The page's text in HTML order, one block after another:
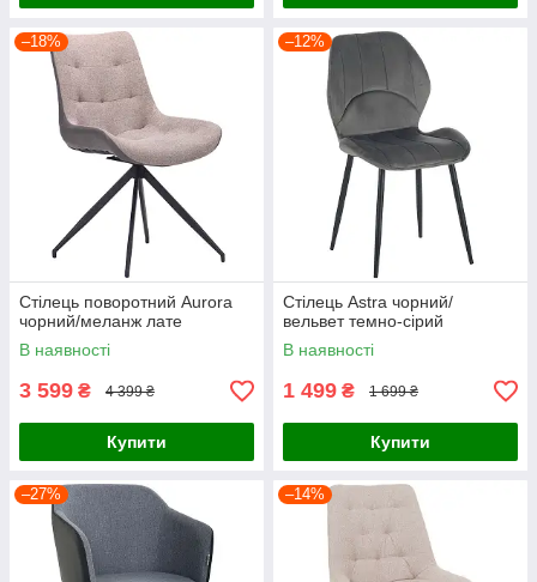
–18%
Стілець поворотний Aurora
чорний/меланж лате
В наявності
3 599 ₴ 4 399 ₴
Купити
–12%
Стілець Astra чорний/
вельвет темно-сірий
В наявності
1 499 ₴ 1 699 ₴
Купити
–27% –14%